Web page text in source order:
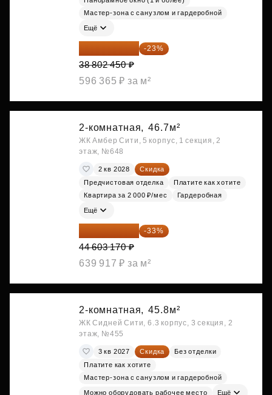
Мастер-зона с санузлом и гардеробной
Ещё
29 877 887 ₽ -23%
38 802 450 ₽
596 365 ₽ за м²
2-комнатная, 46.7м²
ЖК Амбер Сити, 5 корпус, 1 секция, 2
этаж, №648
2 кв 2028
Скидка
Предчистовая отделка
Платите как хотите
Квартира за 2 000 ₽/мес
Гардеробная
Ещё
29 884 124 ₽ -33%
44 603 170 ₽
639 917 ₽ за м²
2-комнатная, 45.8м²
ЖК Сидней Сити, 6.3 корпус, 3 секция, 2
этаж, №455
3 кв 2027 Скидка
Без отделки
Платите как хотите
Мастер-зона с санузлом и гардеробной
Можно оборудовать рабочее место Ещё